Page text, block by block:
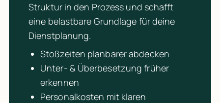
Struktur in den Prozess und schafft
eine belastbare Grundlage für deine
Dienstplanung.
Stoßzeiten planbarer abdecken
Unter- & Überbesetzung früher
erkennen
Personalkosten mit klaren